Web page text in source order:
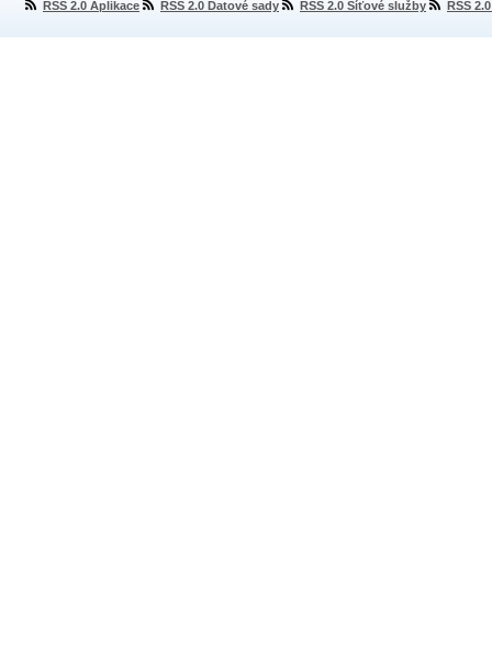
RSS 2.0 Aplikace
RSS 2.0 Datové sady RSS 2.0 Síťové služby RSS